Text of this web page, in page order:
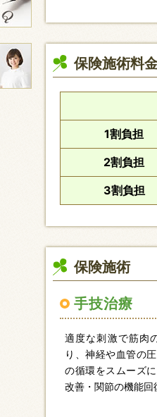
保険施術料
1割負担
2割負担
3割負担
保険施術
手技治療
適度な刺激で筋肉
り、神経や血管の
の循環をスムーズ
改善・関節の機能